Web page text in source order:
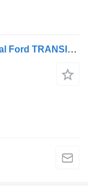
Far 54530954 pentru vehicul comercial Ford TRANSIT Autocarro (E_ _) | 94 - 00